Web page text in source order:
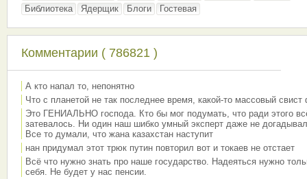
Библиотека
Ядерщик Блоги Гостевая
Комментарии ( 786821 )
А кто напал то, непонятно
Что с планетой не так последнее время, какой-то массовый свист
Это ГЕНИАЛЬНО господа. Кто бы мог подумать, что ради этого
затевалось. Ни один наш шибко умный эксперт даже не
Все то думали, что жана казахстан наступит
нан придумал этот трюк путин повторил вот и токаев не отстает
Всё что нужно знать про наше государство. Надеяться нужно
себя. Не будет у нас пенсии.